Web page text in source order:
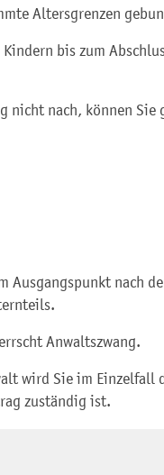
Altersgrenzen
bis zum
nicht nach, können Sie
nach
Anwaltszwang.
wird Sie im Einzelfall
zuständig ist.